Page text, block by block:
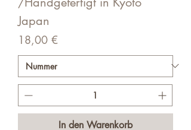
Japan
Preis
18,00 €
In den Warenkorb